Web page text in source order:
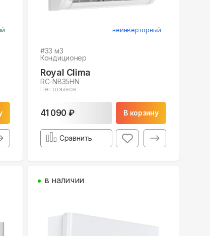
неинверторный
#33 м3
Кондиционер
Royal Clima
RC-NB35HN
Нет отзывов
41 090 ₽ В корзину
Сравнить
в наличии